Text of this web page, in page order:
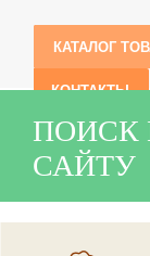
КАТАЛОГ
КОНТАКТЫ
ПОИСК
САЙТУ